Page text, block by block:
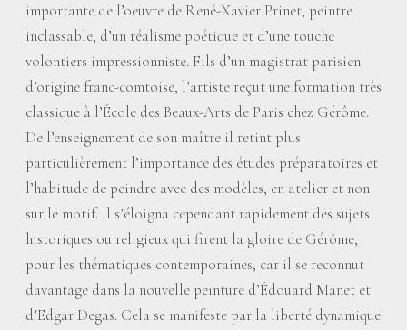
importante de l’oeuvre de René-Xavier Prinet, peintre
inclassable, d’un réalisme poétique et d’une touche
volontiers impressionniste. Fils d’un magistrat parisien
d’origine franc-comtoise, l’artiste reçut une formation très
classique à l’École des Beaux-Arts de Paris chez Gérôme.
De l’enseignement de son maître il retint plus
particulièrement l’importance des études préparatoires et
l’habitude de peindre avec des modèles, en atelier et non
sur le motif. Il s’éloigna cependant rapidement des sujets
historiques ou religieux qui firent la gloire de Gérôme,
pour les thématiques contemporaines, car il se reconnut
davantage dans la nouvelle peinture d’Édouard Manet et
d’Edgar Degas. Cela se manifeste par la liberté dynamique